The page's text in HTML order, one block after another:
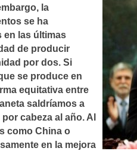
la
se ha
en las últimas
de producir
por dos. Si
se produce en
equitativa entre
saldrí­amos a
cabeza al año. Al
como China o
en la mejora